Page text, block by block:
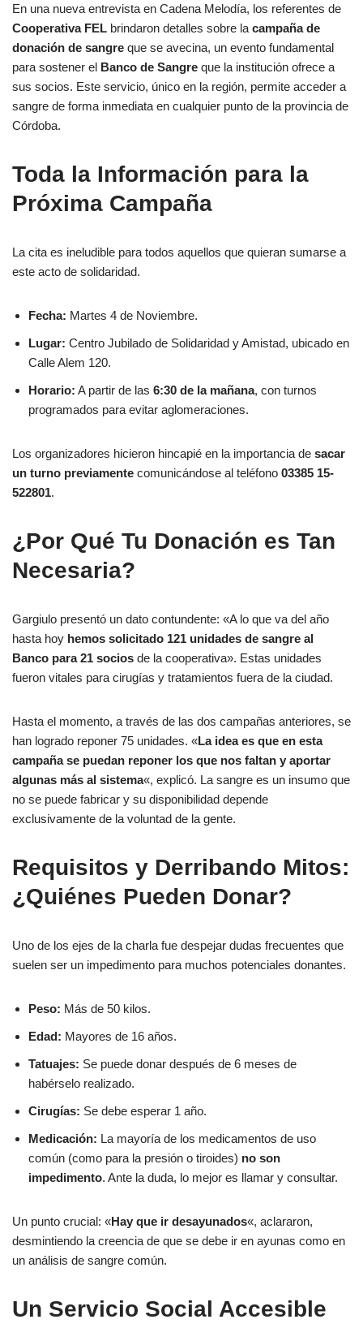
En una nueva entrevista en Cadena Melodía, los referentes de
Cooperativa FEL brindaron detalles sobre la campaña de
donación de sangre que se avecina, un evento fundamental
para sostener el Banco de Sangre que la institución ofrece a
sus socios. Este servicio, único en la región, permite acceder a
sangre de forma inmediata en cualquier punto de la provincia de
Córdoba.
Toda la Información para la
Próxima Campaña
La cita es ineludible para todos aquellos que quieran sumarse a
este acto de solidaridad.
Fecha: Martes 4 de Noviembre.
Lugar: Centro Jubilado de Solidaridad y Amistad, ubicado en
Calle Alem 120.
Horario: A partir de las 6:30 de la mañana, con turnos
programados para evitar aglomeraciones.
Los organizadores hicieron hincapié en la importancia de sacar
un turno previamente comunicándose al teléfono 03385 15-
522801.
¿Por Qué Tu Donación es Tan
Necesaria?
Gargiulo presentó un dato contundente: «A lo que va del año
hasta hoy hemos solicitado 121 unidades de sangre al
Banco para 21 socios de la cooperativa». Estas unidades
fueron vitales para cirugías y tratamientos fuera de la ciudad.
Hasta el momento, a través de las dos campañas anteriores, se
han logrado reponer 75 unidades. «La idea es que en esta
campaña se puedan reponer los que nos faltan y aportar
algunas más al sistema«, explicó. La sangre es un insumo que
no se puede fabricar y su disponibilidad depende
exclusivamente de la voluntad de la gente.
Requisitos y Derribando Mitos:
¿Quiénes Pueden Donar?
Uno de los ejes de la charla fue despejar dudas frecuentes que
suelen ser un impedimento para muchos potenciales donantes.
Peso: Más de 50 kilos.
Edad: Mayores de 16 años.
Tatuajes: Se puede donar después de 6 meses de
habérselo realizado.
Cirugías: Se debe esperar 1 año.
Medicación: La mayoría de los medicamentos de uso
común (como para la presión o tiroides) no son
impedimento. Ante la duda, lo mejor es llamar y consultar.
Un punto crucial: «Hay que ir desayunados«, aclararon,
desmintiendo la creencia de que se debe ir en ayunas como en
un análisis de sangre común.
Un Servicio Social Accesible